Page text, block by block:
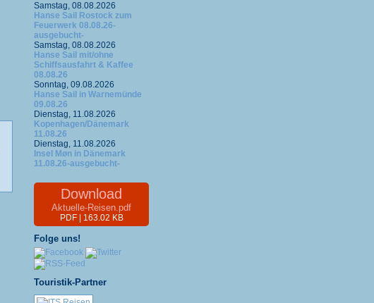
Samstag, 08.08.2026
Hanse Sail Rostock zum
Feuerwerk 08.08.26-
ausgebucht-
Samstag, 08.08.2026
Hanse Sail mit/ohne
Schiffsausfahrt & Kaffee
08.08.26
Sonntag, 09.08.2026
Hanse Sail in Warnemünde
09.08.26
Dienstag, 11.08.2026
Kopenhagen/Dänemark
11.08.26
Dienstag, 11.08.2026
Insel Møn in Dänemark
11.08.26-ausgebucht-
Download
Aktuelle-Reisen.pdf
PDF | 163.02 KB
Folge uns!
Touristik-Partner